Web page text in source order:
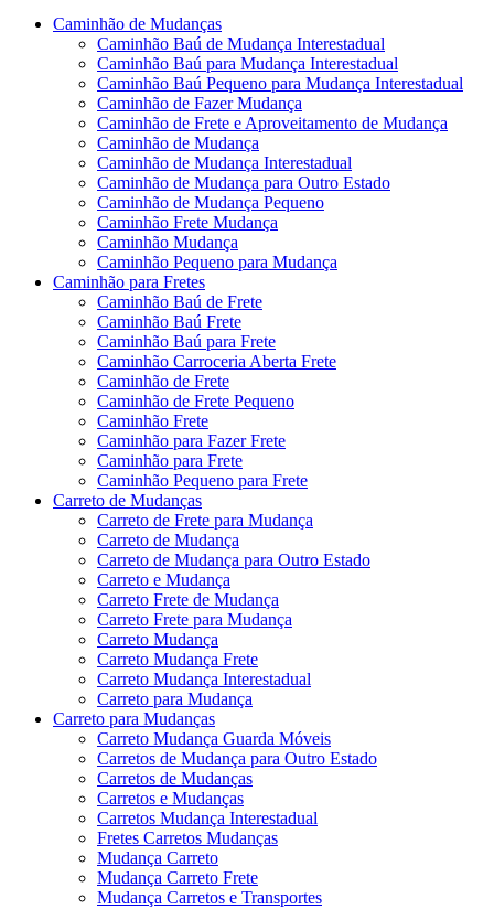
Caminhão de Mudanças
Caminhão Baú de Mudança Interestadual
Caminhão Baú para Mudança Interestadual
Caminhão Baú Pequeno para Mudança Interestadual
Caminhão de Fazer Mudança
Caminhão de Frete e Aproveitamento de Mudança
Caminhão de Mudança
Caminhão de Mudança Interestadual
Caminhão de Mudança para Outro Estado
Caminhão de Mudança Pequeno
Caminhão Frete Mudança
Caminhão Mudança
Caminhão Pequeno para Mudança
Caminhão para Fretes
Caminhão Baú de Frete
Caminhão Baú Frete
Caminhão Baú para Frete
Caminhão Carroceria Aberta Frete
Caminhão de Frete
Caminhão de Frete Pequeno
Caminhão Frete
Caminhão para Fazer Frete
Caminhão para Frete
Caminhão Pequeno para Frete
Carreto de Mudanças
Carreto de Frete para Mudança
Carreto de Mudança
Carreto de Mudança para Outro Estado
Carreto e Mudança
Carreto Frete de Mudança
Carreto Frete para Mudança
Carreto Mudança
Carreto Mudança Frete
Carreto Mudança Interestadual
Carreto para Mudança
Carreto para Mudanças
Carreto Mudança Guarda Móveis
Carretos de Mudança para Outro Estado
Carretos de Mudanças
Carretos e Mudanças
Carretos Mudança Interestadual
Fretes Carretos Mudanças
Mudança Carreto
Mudança Carreto Frete
Mudança Carretos e Transportes